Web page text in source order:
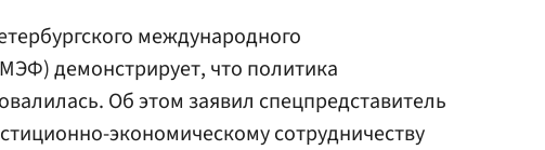
международного
демонстрирует, что политика
Об этом заявил спецпредставитель
экономическому сотрудничеству